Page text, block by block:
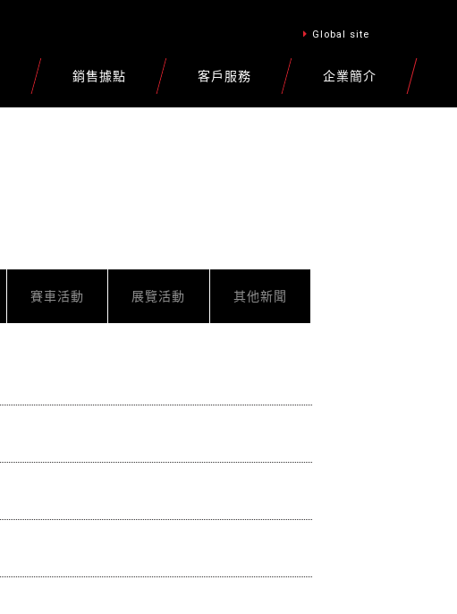
Global site
銷售據點 客戶服務 企業簡介
賽車活動 展覽活動 其他新聞